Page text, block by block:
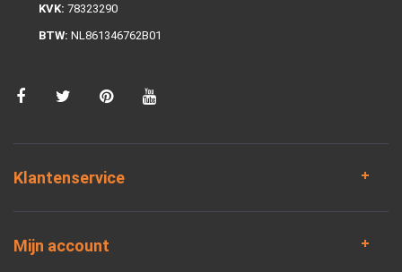
KVK: 78323290
BTW: NL861346762B01
Klantenservice
Mijn account